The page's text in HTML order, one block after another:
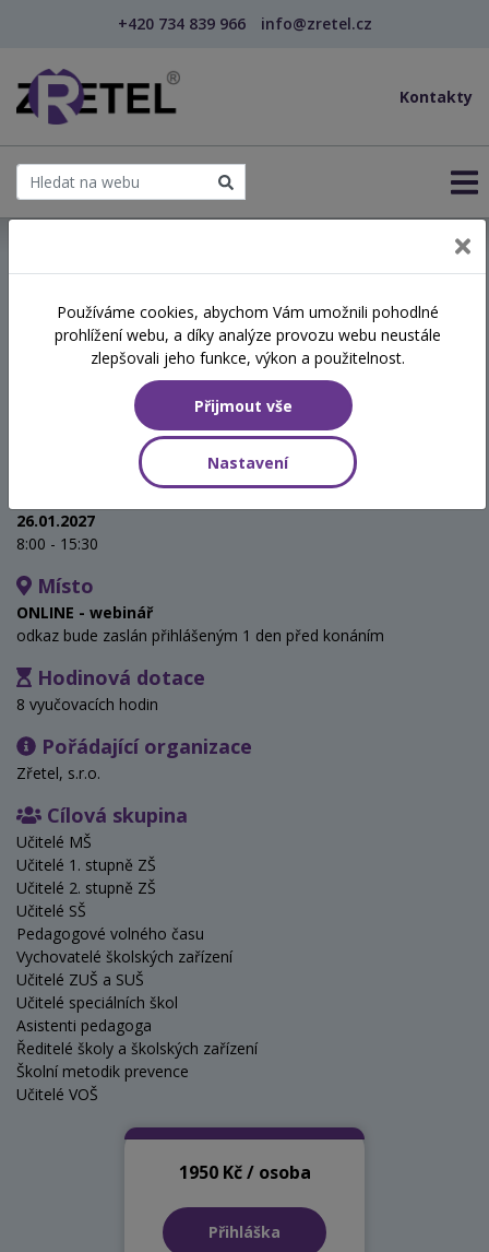
+420 734 839 966 info@zretel.cz
Kontakty
šablony
Efektivní komunikace s
rodiči asertivní kooperativní
metodou win-win (webinář)
26.01.2027
8:00 - 15:30
Místo
ONLINE - webinář
odkaz bude zaslán přihlášeným 1 den před konáním
Hodinová dotace
8 vyučovacích hodin
Pořádající organizace
Zřetel, s.r.o.
Cílová skupina
Učitelé MŠ
Učitelé 1. stupně ZŠ
Učitelé 2. stupně ZŠ
Učitelé SŠ
Pedagogové volného času
Vychovatelé školských zařízení
Učitelé ZUŠ a SUŠ
Učitelé speciálních škol
Asistenti pedagoga
Ředitelé školy a školských zařízení
Školní metodik prevence
Učitelé VOŠ
1950 Kč / osoba
Přihláška
Používáme cookies, abychom Vám umožnili pohodlné
prohlížení webu, a díky analýze provozu webu neustále
zlepšovali jeho funkce, výkon a použitelnost.
Přijmout vše
Nastavení